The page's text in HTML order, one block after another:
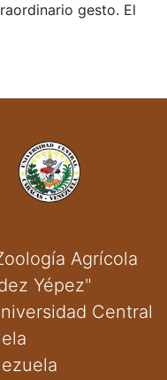
gesto. El
Agrícola
Yépez"
Central